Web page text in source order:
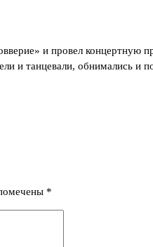
и провел
и танцевали, обнимались и
*